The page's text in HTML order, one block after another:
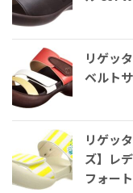
リゲッ
ベルト
リゲッ
ズ】レ
フォー